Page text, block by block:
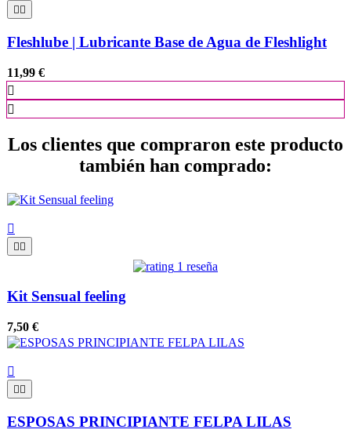
 
Fleshlube | Lubricante Base de Agua de Fleshlight
11,99 €


Los clientes que compraron este producto
también han comprado:


1 reseña
Kit Sensual feeling
7,50 €

 
ESPOSAS PRINCIPIANTE FELPA LILAS